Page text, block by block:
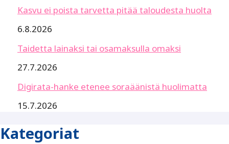
Kasvu ei poista tarvetta pitää taloudesta huolta
6.8.2026
Taidetta lainaksi tai osamaksulla omaksi
27.7.2026
Digirata-hanke etenee soraäänistä huolimatta
15.7.2026
Kategoriat